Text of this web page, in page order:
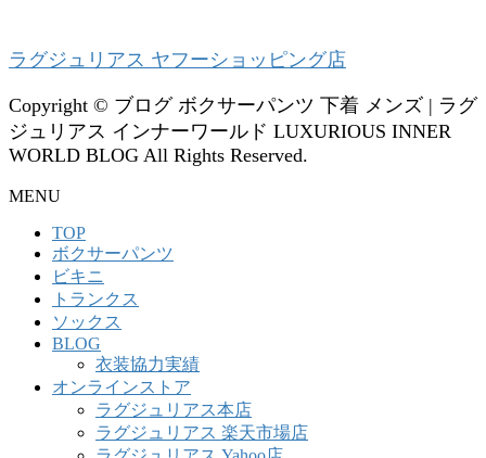
ラグジュリアス ヤフーショッピング店
Copyright © ブログ ボクサーパンツ 下着 メンズ | ラグ
ジュリアス インナーワールド LUXURIOUS INNER
WORLD BLOG All Rights Reserved.
MENU
TOP
ボクサーパンツ
ビキニ
トランクス
ソックス
BLOG
衣装協力実績
オンラインストア
ラグジュリアス本店
ラグジュリアス 楽天市場店